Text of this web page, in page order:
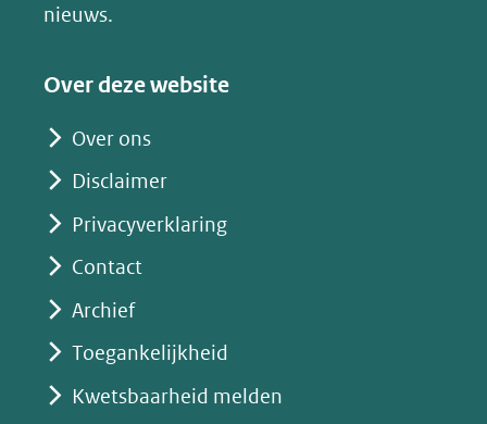
nieuws.
Over deze website
Over ons
Disclaimer
Privacyverklaring
Contact
Archief
Toegankelijkheid
Kwetsbaarheid melden